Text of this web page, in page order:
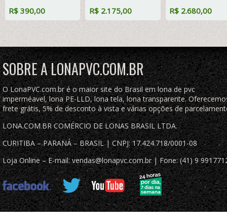
Preto Fosco Anti-
Chamas + 4
25cm + 4 LonaFlex
Gancho 50cm
R$ 390,00
Tela de Poliéster
Impermeável com
argolas "D" INOX a
cada 50cm
R$ 2.175,00
para Caminhão
Anti-Chamas +
Extensores 50cm
R$ 2.680,00
SOBRE A LONAPVC.COM.BR
O LonaPVC.com.br é o maior site do Brasil em lona de pvc
imperméavel, lona PE-LLD, lona tela, lona transparente.
frete grátis, 5% de desconto à vista e várias opções de
LONA.COM.BR COMÉRCIO DE LONAS BRASIL LTDA.
CURITIBA – PARANÁ – BRASIL | CNPJ: 17.424.718/0001-08
Loja Online – E-mail: vendas@lonapvc.com.br | Fone: (41) 9